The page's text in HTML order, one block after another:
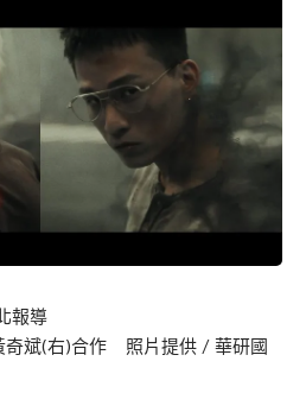
報導
奇斌(右)合作 照片提供 / 華研國